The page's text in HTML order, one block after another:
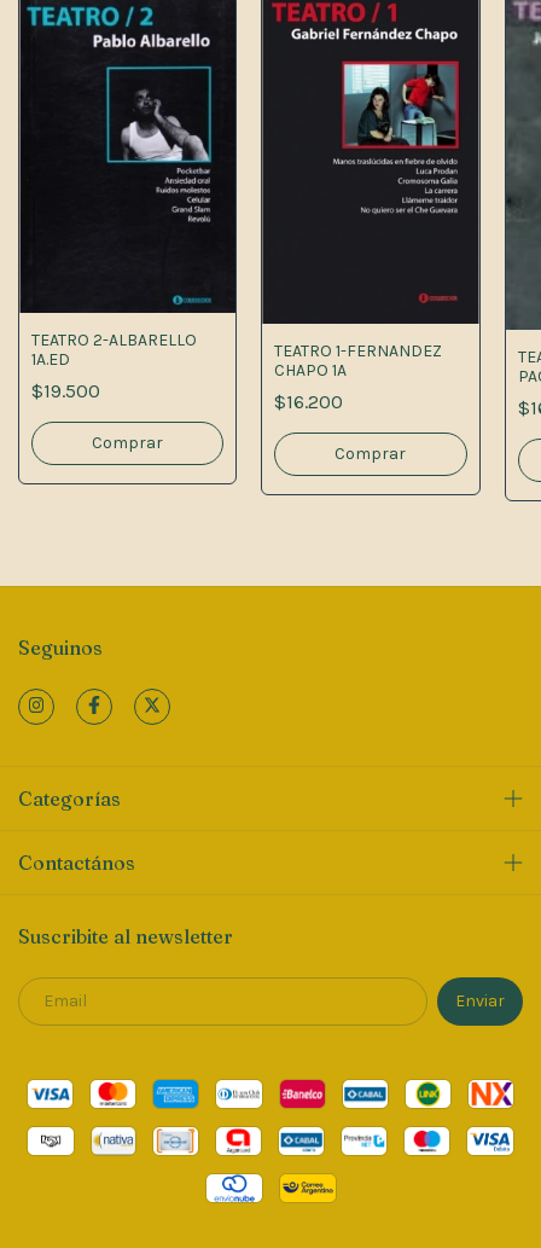
TEATRO 2-ALBARELLO
1A.ED
$19.500
TEATRO 1-FERNANDEZ
CHAPO 1A
$16.200
Seguinos
Categorías
Contactános
Suscribite al newsletter